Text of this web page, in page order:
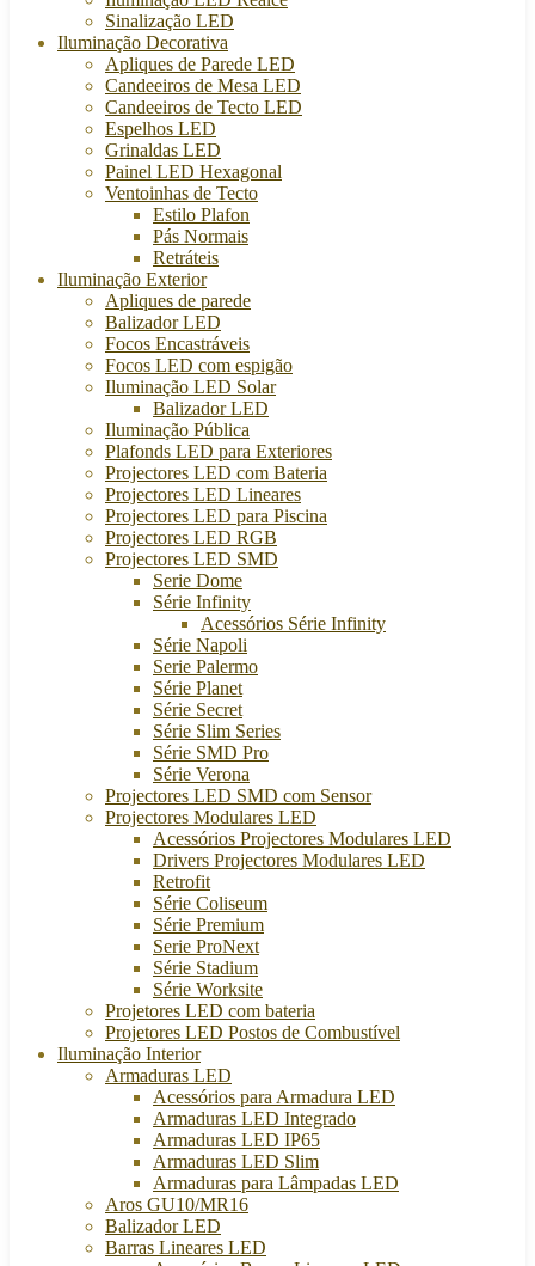
Sinalização LED
Iluminação Decorativa
Apliques de Parede LED
Candeeiros de Mesa LED
Candeeiros de Tecto LED
Espelhos LED
Grinaldas LED
Painel LED Hexagonal
Ventoinhas de Tecto
Estilo Plafon
Pás Normais
Retráteis
Iluminação Exterior
Apliques de parede
Balizador LED
Focos Encastráveis
Focos LED com espigão
Iluminação LED Solar
Balizador LED
Iluminação Pública
Plafonds LED para Exteriores
Projectores LED com Bateria
Projectores LED Lineares
Projectores LED para Piscina
Projectores LED RGB
Projectores LED SMD
Serie Dome
Série Infinity
Acessórios Série Infinity
Série Napoli
Serie Palermo
Série Planet
Série Secret
Série Slim Series
Série SMD Pro
Série Verona
Projectores LED SMD com Sensor
Projectores Modulares LED
Acessórios Projectores Modulares LED
Drivers Projectores Modulares LED
Retrofit
Série Coliseum
Série Premium
Serie ProNext
Série Stadium
Série Worksite
Projetores LED com bateria
Projetores LED Postos de Combustível
Iluminação Interior
Armaduras LED
Acessórios para Armadura LED
Armaduras LED Integrado
Armaduras LED IP65
Armaduras LED Slim
Armaduras para Lâmpadas LED
Aros GU10/MR16
Balizador LED
Barras Lineares LED